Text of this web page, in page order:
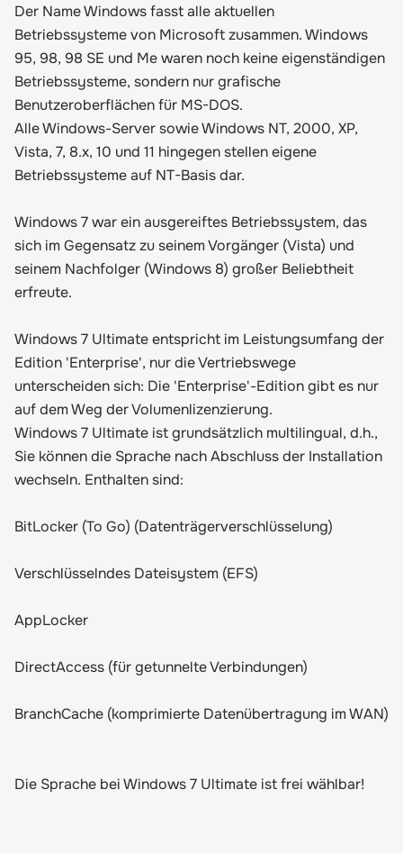
Der Name Windows fasst alle aktuellen
Betriebssysteme von Microsoft zusammen. Windows
95, 98, 98 SE und Me waren noch keine eigenständigen
Betriebssysteme, sondern nur grafische
Benutzeroberflächen für MS-DOS.
Alle Windows-Server sowie Windows NT, 2000, XP,
Vista, 7, 8.x, 10 und 11 hingegen stellen eigene
Betriebssysteme auf NT-Basis dar.
Windows 7 war ein ausgereiftes Betriebssystem, das
sich im Gegensatz zu seinem Vorgänger (Vista) und
seinem Nachfolger (Windows 8) großer Beliebtheit
erfreute.
Windows 7 Ultimate entspricht im Leistungsumfang der
Edition 'Enterprise', nur die Vertriebswege
unterscheiden sich: Die 'Enterprise'-Edition gibt es nur
auf dem Weg der Volumenlizenzierung.
Windows 7 Ultimate ist grundsätzlich multilingual, d.h.,
Sie können die Sprache nach Abschluss der Installation
wechseln. Enthalten sind:
BitLocker (To Go) (Datenträgerverschlüsselung)
Verschlüsselndes Dateisystem (EFS)
AppLocker
DirectAccess (für getunnelte Verbindungen)
BranchCache (komprimierte Datenübertragung im WAN)
Die Sprache bei Windows 7 Ultimate ist frei wählbar!